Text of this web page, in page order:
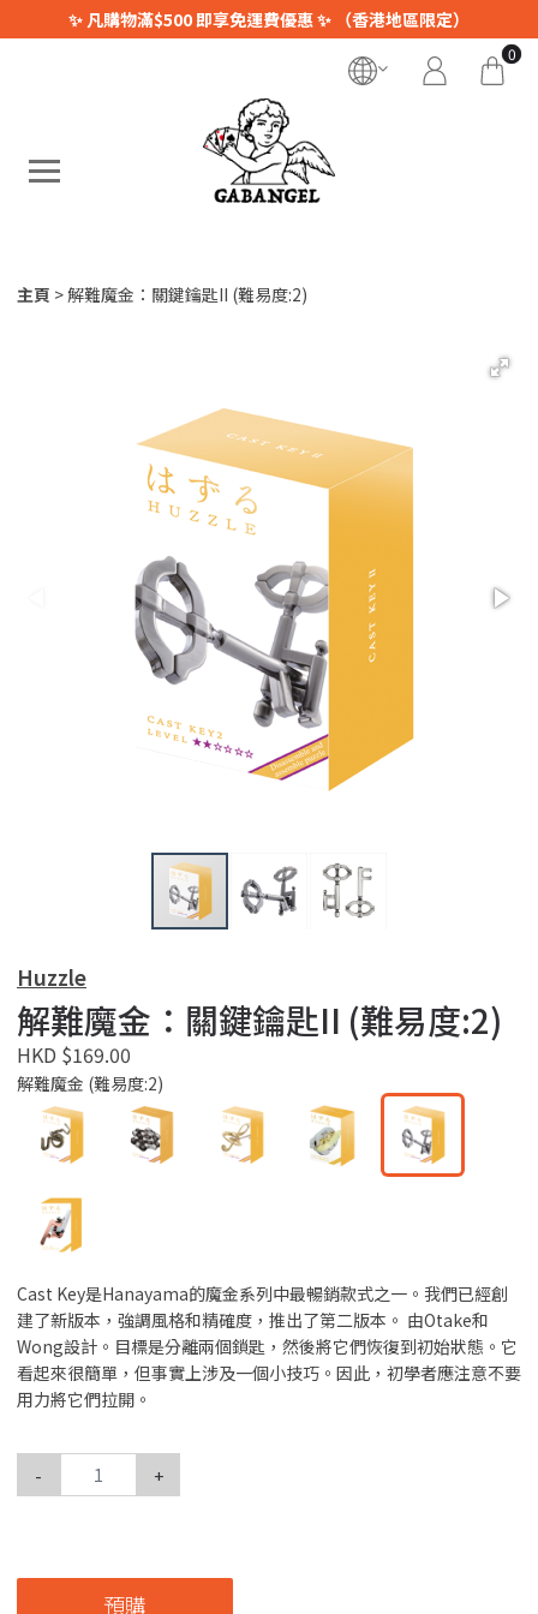
✨ 凡購物滿$500 即享免運費優惠 ✨ （香港地區限定）
0
主頁 解難魔金：關鍵鑰匙II (難易度:2)
Huzzle
解難魔金：關鍵鑰匙II (難易度:2)
HKD $169.00
解難魔金 (難易度:2)
Cast Key是Hanayama的魔金系列中最暢銷款式之一。我們已經創
建了新版本，強調風格和精確度，推出了第二版本。 由Otake和
Wong設計。目標是分離兩個鎖匙，然後將它們恢復到初始狀態。它
看起來很簡單，但事實上涉及一個小技巧。因此，初學者應注意不要
用力將它們拉開。
- +
預購